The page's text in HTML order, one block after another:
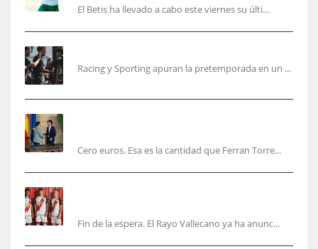
El Betis ha llevado a cabo este viernes su últi...
Racing y Sporting apuran la pretemporada en un ...
Cero euros. Esa es la cantidad que Ferran Torre...
Fin de la espera. El Rayo Vallecano ya ha anunc...